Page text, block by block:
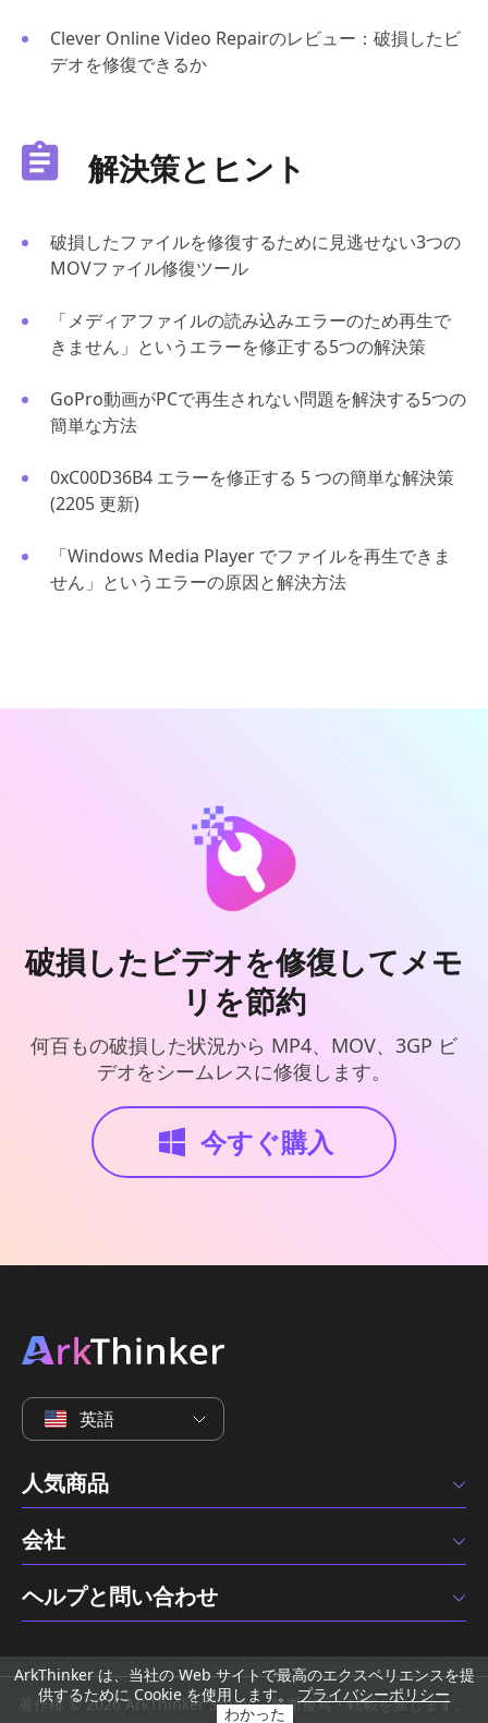
Clever Online Video Repairのレビュー：破損したビ
デオを修復できるか
解決策とヒント
破損したファイルを修復するために見逃せない3つの
MOVファイル修復ツール
「メディアファイルの読み込みエラーのため再生で
きません」というエラーを修正する5つの解決策
GoPro動画がPCで再生されない問題を解決する5つの
簡単な方法
0xC00D36B4 エラーを修正する 5 つの簡単な解決策
(2205 更新)
「Windows Media Player でファイルを再生できま
せん」というエラーの原因と解決方法
破損したビデオを修復してメモ
リを節約
何百もの破損した状況から MP4、MOV、3GP ビ
デオをシームレスに修復します。
今すぐ購入
英語
人気商品
会社
ヘルプと問い合わせ
著作権 © 2026 ArkThinker Studio。無断複写・転載を禁じます。
ArkThinker は、当社の Web サイトで最高のエクスペリエンスを提
供するために Cookie を使用します。プライバシーポリシー
わかった